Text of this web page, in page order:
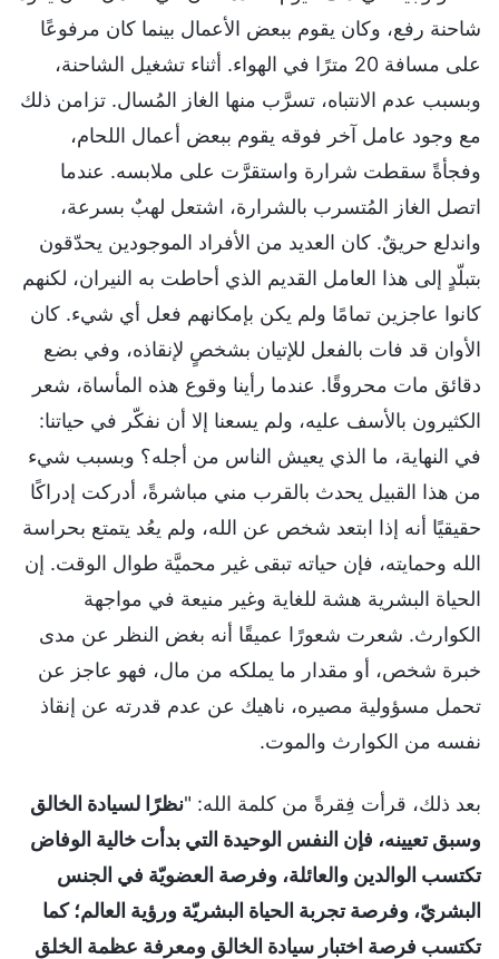
شاحنة رفع، وكان يقوم ببعض الأعمال بينما كان مرفوعًا
على مسافة 20 مترًا في الهواء. أثناء تشغيل الشاحنة،
وبسبب عدم الانتباه، تسرَّب منها الغاز المُسال. تزامن ذلك
مع وجود عامل آخر فوقه يقوم ببعض أعمال اللحام،
وفجأةً سقطت شرارة واستقرَّت على ملابسه. عندما
اتصل الغاز المُتسرب بالشرارة، اشتعل لهبٌ بسرعة،
واندلع حريقٌ. كان العديد من الأفراد الموجودين يحدّقون
بتبلّدٍ إلى هذا العامل القديم الذي أحاطت به النيران، لكنهم
كانوا عاجزين تمامًا ولم يكن بإمكانهم فعل أي شيء. كان
الأوان قد فات بالفعل للإتيان بشخصٍ لإنقاذه، وفي بضع
دقائق مات محروقًا. عندما رأينا وقوع هذه المأساة، شعر
الكثيرون بالأسف عليه، ولم يسعنا إلا أن نفكّر في حياتنا:
في النهاية، ما الذي يعيش الناس من أجله؟ وبسبب شيء
من هذا القبيل يحدث بالقرب مني مباشرةً، أدركت إدراكًا
حقيقيًا أنه إذا ابتعد شخص عن الله، ولم يعُد يتمتع بحراسة
الله وحمايته، فإن حياته تبقى غير محميَّة طوال الوقت. إن
الحياة البشرية هشة للغاية وغير منيعة في مواجهة
الكوارث. شعرت شعورًا عميقًا أنه بغض النظر عن مدى
خبرة شخص، أو مقدار ما يملكه من مال، فهو عاجز عن
تحمل مسؤولية مصيره، ناهيك عن عدم قدرته عن إنقاذ
نفسه من الكوارث والموت.
بعد ذلك، قرأت فِقرةً من كلمة الله: "نظرًا لسيادة الخالق
وسبق تعيينه، فإن النفس الوحيدة التي بدأت خالية الوفاض
تكتسب الوالدين والعائلة، وفرصة العضويّة في الجنس
البشريّ، وفرصة تجربة الحياة البشريّة ورؤية العالم؛ كما
تكتسب فرصة اختبار سيادة الخالق ومعرفة عظمة الخلق